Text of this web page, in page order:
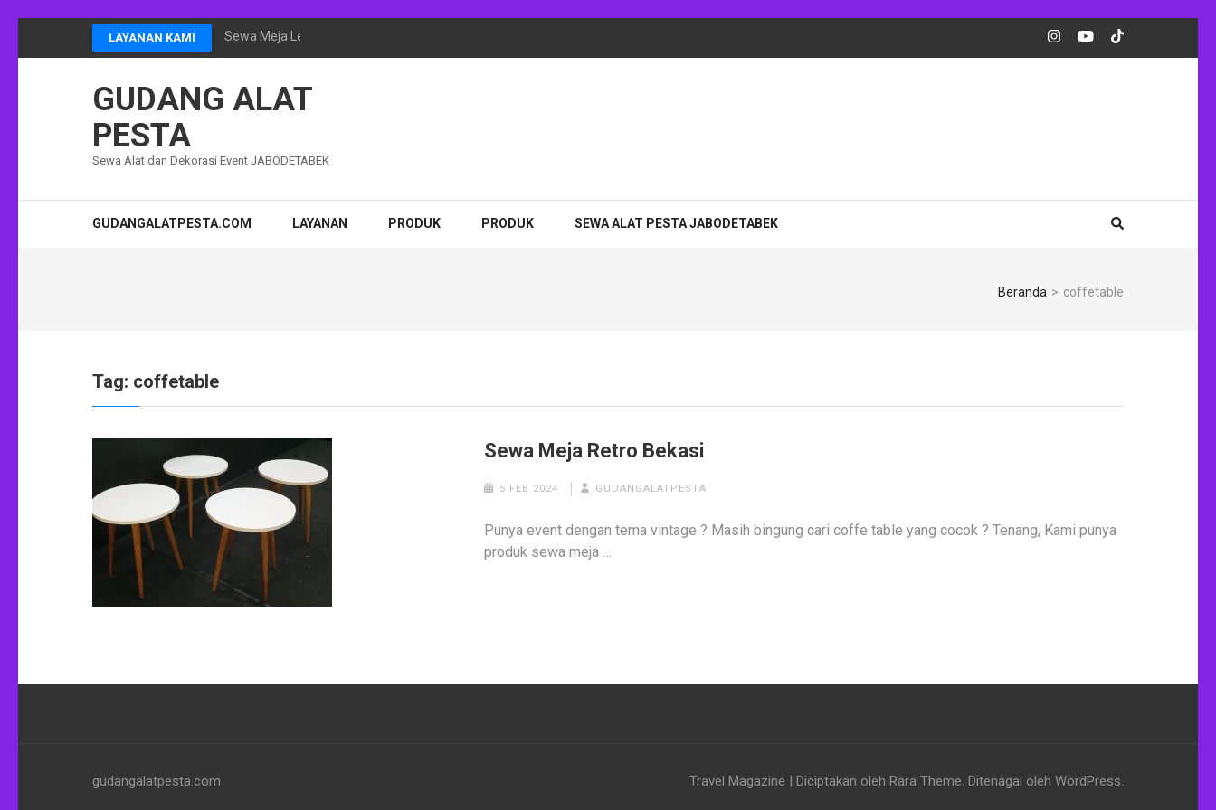
LAYANAN KAMI Sewa Meja Lesehan Event Ramadhan Jakarta
GUDANG ALAT
PESTA
Sewa Alat dan Dekorasi Event JABODETABEK
GUDANGALATPESTA.COM LAYANAN PRODUK PRODUK SEWA ALAT PESTA JABODETABEK
Beranda > coffetable
Tag: coffetable
Sewa Meja Retro Bekasi
5 FEB 2024 GUDANGALATPESTA
Punya event dengan tema vintage ? Masih bingung cari coffe table yang cocok ? Tenang, Kami punya
produk sewa meja …
gudangalatpesta.com Travel Magazine | Diciptakan oleh Rara Theme . Ditenagai oleh WordPress